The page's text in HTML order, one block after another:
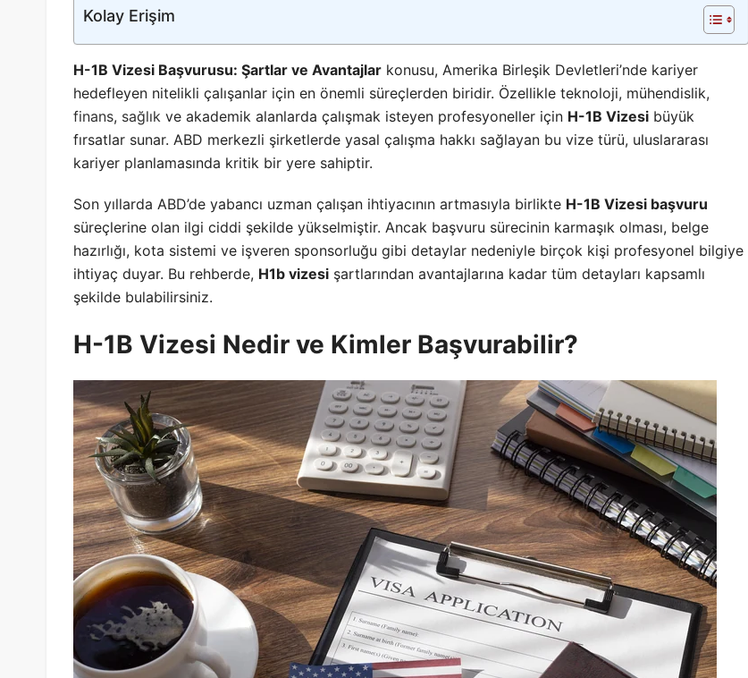
Kolay Erişim
H-1B Vizesi Başvurusu: Şartlar ve Avantajlar konusu, Amerika Birleşik Devletleri’nde kariyer
hedefleyen nitelikli çalışanlar için en önemli süreçlerden biridir. Özellikle teknoloji, mühendislik,
finans, sağlık ve akademik alanlarda çalışmak isteyen profesyoneller için H-1B Vizesi büyük
fırsatlar sunar. ABD merkezli şirketlerde yasal çalışma hakkı sağlayan bu vize türü, uluslararası
kariyer planlamasında kritik bir yere sahiptir.
Son yıllarda ABD’de yabancı uzman çalışan ihtiyacının artmasıyla birlikte H-1B Vizesi başvuru
süreçlerine olan ilgi ciddi şekilde yükselmiştir. Ancak başvuru sürecinin karmaşık olması, belge
hazırlığı, kota sistemi ve işveren sponsorluğu gibi detaylar nedeniyle birçok kişi profesyonel bilgiye
ihtiyaç duyar. Bu rehberde, H1b vizesi şartlarından avantajlarına kadar tüm detayları kapsamlı
şekilde bulabilirsiniz.
H-1B Vizesi Nedir ve Kimler Başvurabilir?